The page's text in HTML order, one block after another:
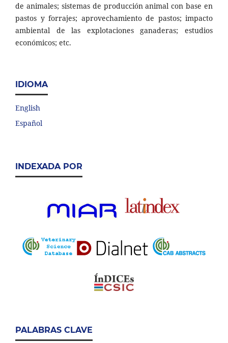
de animales; sistemas de producción animal con base en
pastos y forrajes; aprovechamiento de pastos; impacto
ambiental de las explotaciones ganaderas; estudios
económicos; etc.
IDIOMA
English
Español
INDEXADA POR
PALABRAS CLAVE